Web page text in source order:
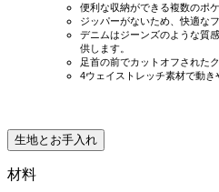
便利な収納ができる複数のポ
ジッパーがないため、快適な
デニムはジーンズのような質
供します。
足首の前でカットオフされた
4ウェイストレッチ素材で動き
生地とお手入れ
材料